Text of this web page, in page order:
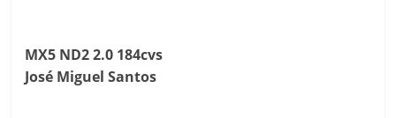
MX5 ND2 2.0 184cvs
José Miguel Santos